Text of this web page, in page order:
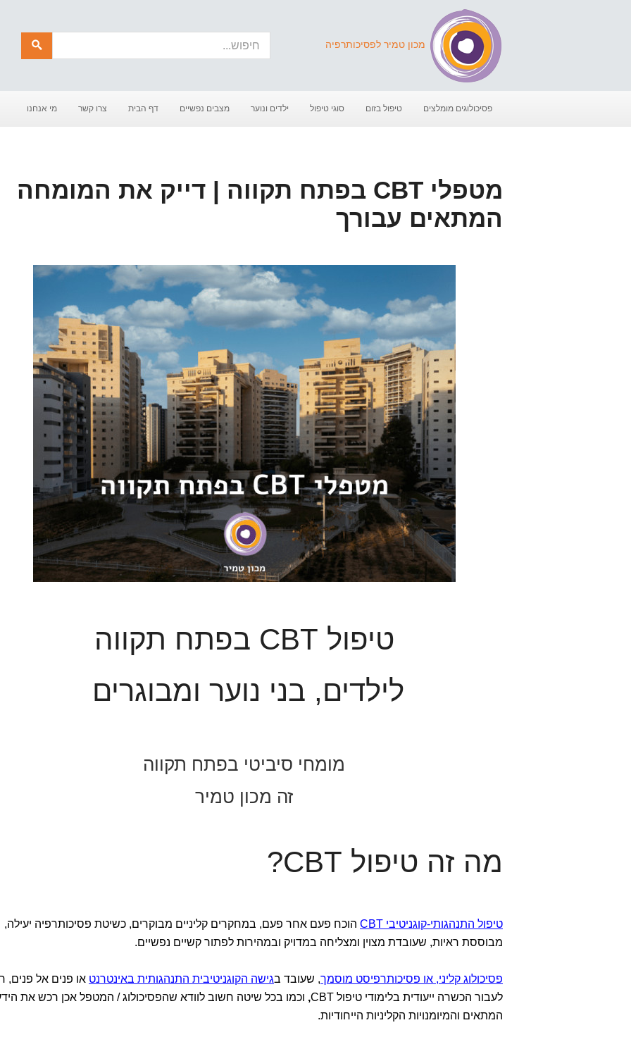
מכון טמיר לפסיכותרפיה
חיפוש
פסיכולוגים מומלצים טיפול בזום סוגי טיפול ילדים ונוער מצבים נפשיים דף הבית צרו קשר מי אנחנו
מטפלי CBT בפתח תקווה | דייק את המומחה
המתאים עבורך
טיפול CBT בפתח תקווה
לילדים, בני נוער ומבוגרים
מומחי סיביטי בפתח תקווה
זה מכון טמיר
מה זה טיפול CBT?
טיפול התנהגותי-קוגניטיבי CBT
הוכח פעם אחר פעם, במחקרים קליניים מבוקרים, כשיטת פסיכותרפיה יעילה,
מבוססת ראיות, שעובדת מצוין ומצליחה במדויק ובמהירות לפתור קשיים נפשיים.
פסיכולוג קליני, או פסיכותרפיסט מוסמך, שעובד בגישה הקוגניטיבית התנהגותית באינטרנט או פנים אל פנים,
לעבור הכשרה ייעודית בלימודי טיפול CBT
, וכמו בכל שיטה חשוב לוודא שהפסיכולוג / המטפל אכן רכש את
המתאים והמיומנויות הקליניות הייחודיות.